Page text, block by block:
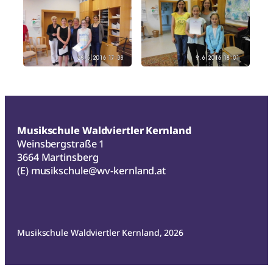
Musikschule Waldviertler Kernland
Weinsbergstraße 1
3664 Martinsberg
(E) musikschule@wv-kernland.at
Musikschule Waldviertler Kernland, 2026